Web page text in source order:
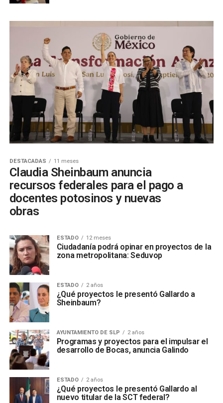
DESTACADAS 11 meses
Claudia Sheinbaum anuncia
recursos federales para el pago a
docentes potosinos y nuevas
obras
ESTADO 12 meses
Ciudadanía podrá opinar en proyectos de la
zona metropolitana: Seduvop
ESTADO 2 años
¿Qué proyectos le presentó Gallardo a
Sheinbaum?
AYUNTAMIENTO DE SLP 2 años
Programas y proyectos para el impulsar el
desarrollo de Bocas, anuncia Galindo
ESTADO 2 años
¿Qué proyectos le presentó Gallardo al
nuevo titular de la SCT federal?